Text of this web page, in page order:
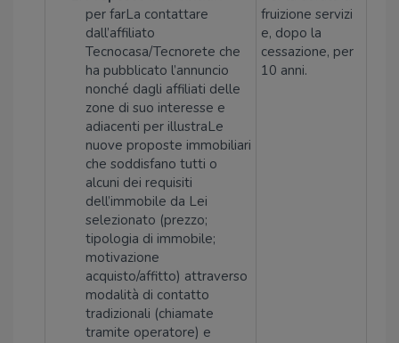
per farLa contattare
dall’affiliato
Tecnocasa/Tecnorete che
ha pubblicato l’annuncio
nonché dagli affiliati delle
zone di suo interesse e
adiacenti per illustraLe
nuove proposte immobiliari
che soddisfano tutti o
alcuni dei requisiti
dell’immobile da Lei
selezionato (prezzo;
tipologia di immobile;
motivazione
acquisto/affitto) attraverso
modalità di contatto
tradizionali (chiamate
tramite operatore) e
fruizione servizi
e, dopo la
cessazione, per
10 anni.